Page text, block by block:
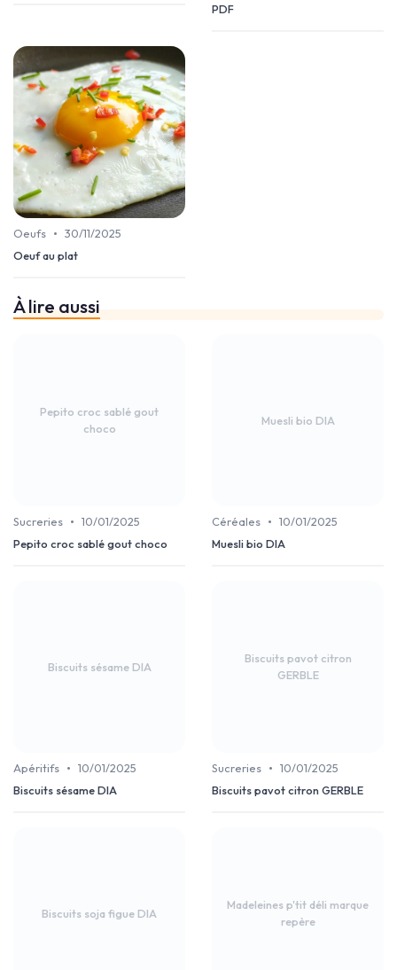
PDF
Oeufs • 30/11/2025
Oeuf au plat
À lire aussi
Pepito croc sablé gout
choco
Sucreries • 10/01/2025
Pepito croc sablé gout choco
Muesli bio DIA
Céréales • 10/01/2025
Muesli bio DIA
Biscuits sésame DIA
Apéritifs • 10/01/2025
Biscuits sésame DIA
Biscuits pavot citron
GERBLE
Sucreries • 10/01/2025
Biscuits pavot citron GERBLE
Biscuits soja figue DIA
Madeleines p'tit déli marque
repère